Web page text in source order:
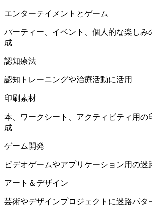
エンターテイメントとゲーム
パーティー、イベント、個人的な楽しみ
成
認知療法
認知トレーニングや治療活動に活用
印刷素材
本、ワークシート、アクティビティ用の
成
ゲーム開発
ビデオゲームやアプリケーション用の迷
アート＆デザイン
芸術やデザインプロジェクトに迷路パタ